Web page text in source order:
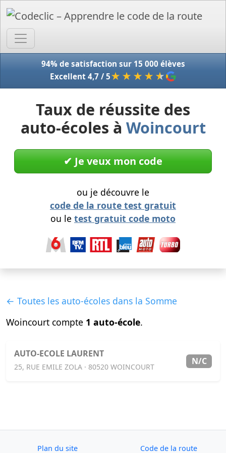
94% de satisfaction sur 15 000 élèves
Excellent 4,7 / 5★★★★ ★
Taux de réussite des
auto-écoles à Woincourt
✔︎ Je veux mon code
ou je découvre le
code de la route test gratuit
ou le test gratuit code moto
← Toutes les auto-écoles dans la Somme
Woincourt compte 1 auto-école.
AUTO-ECOLE LAURENT
25, RUE EMILE ZOLA · 80520 WOINCOURT
N/C
Plan du site Code de la route